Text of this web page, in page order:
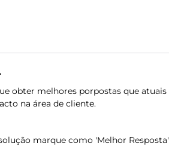
obter melhores porpostas que
na área de cliente.
marque como 'Melhor Resposta'